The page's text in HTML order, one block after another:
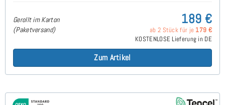
Gerollt im Karton
(Paketversand)
189 €
ab 2 Stück für je 179 €
KOSTENLOSE Lieferung in DE
Zum Artikel